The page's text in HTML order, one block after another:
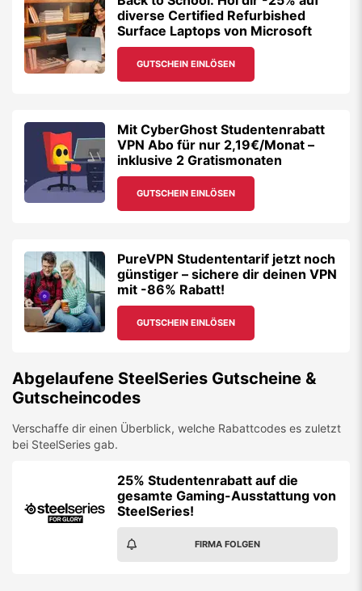
diverse Certified Refurbished
Surface Laptops von Microsoft
GUTSCHEIN EINLÖSEN
Mit CyberGhost Studentenrabatt
VPN Abo für nur 2,19€/Monat –
inklusive 2 Gratismonaten
GUTSCHEIN EINLÖSEN
PureVPN Studententarif jetzt noch
günstiger – sichere dir deinen VPN
mit -86% Rabatt!
GUTSCHEIN EINLÖSEN
Abgelaufene SteelSeries Gutscheine &
Gutscheincodes
Verschaffe dir einen Überblick, welche Rabattcodes es zuletzt
bei SteelSeries gab.
25% Studentenrabatt auf die
gesamte Gaming-Ausstattung von
SteelSeries!
FIRMA FOLGEN